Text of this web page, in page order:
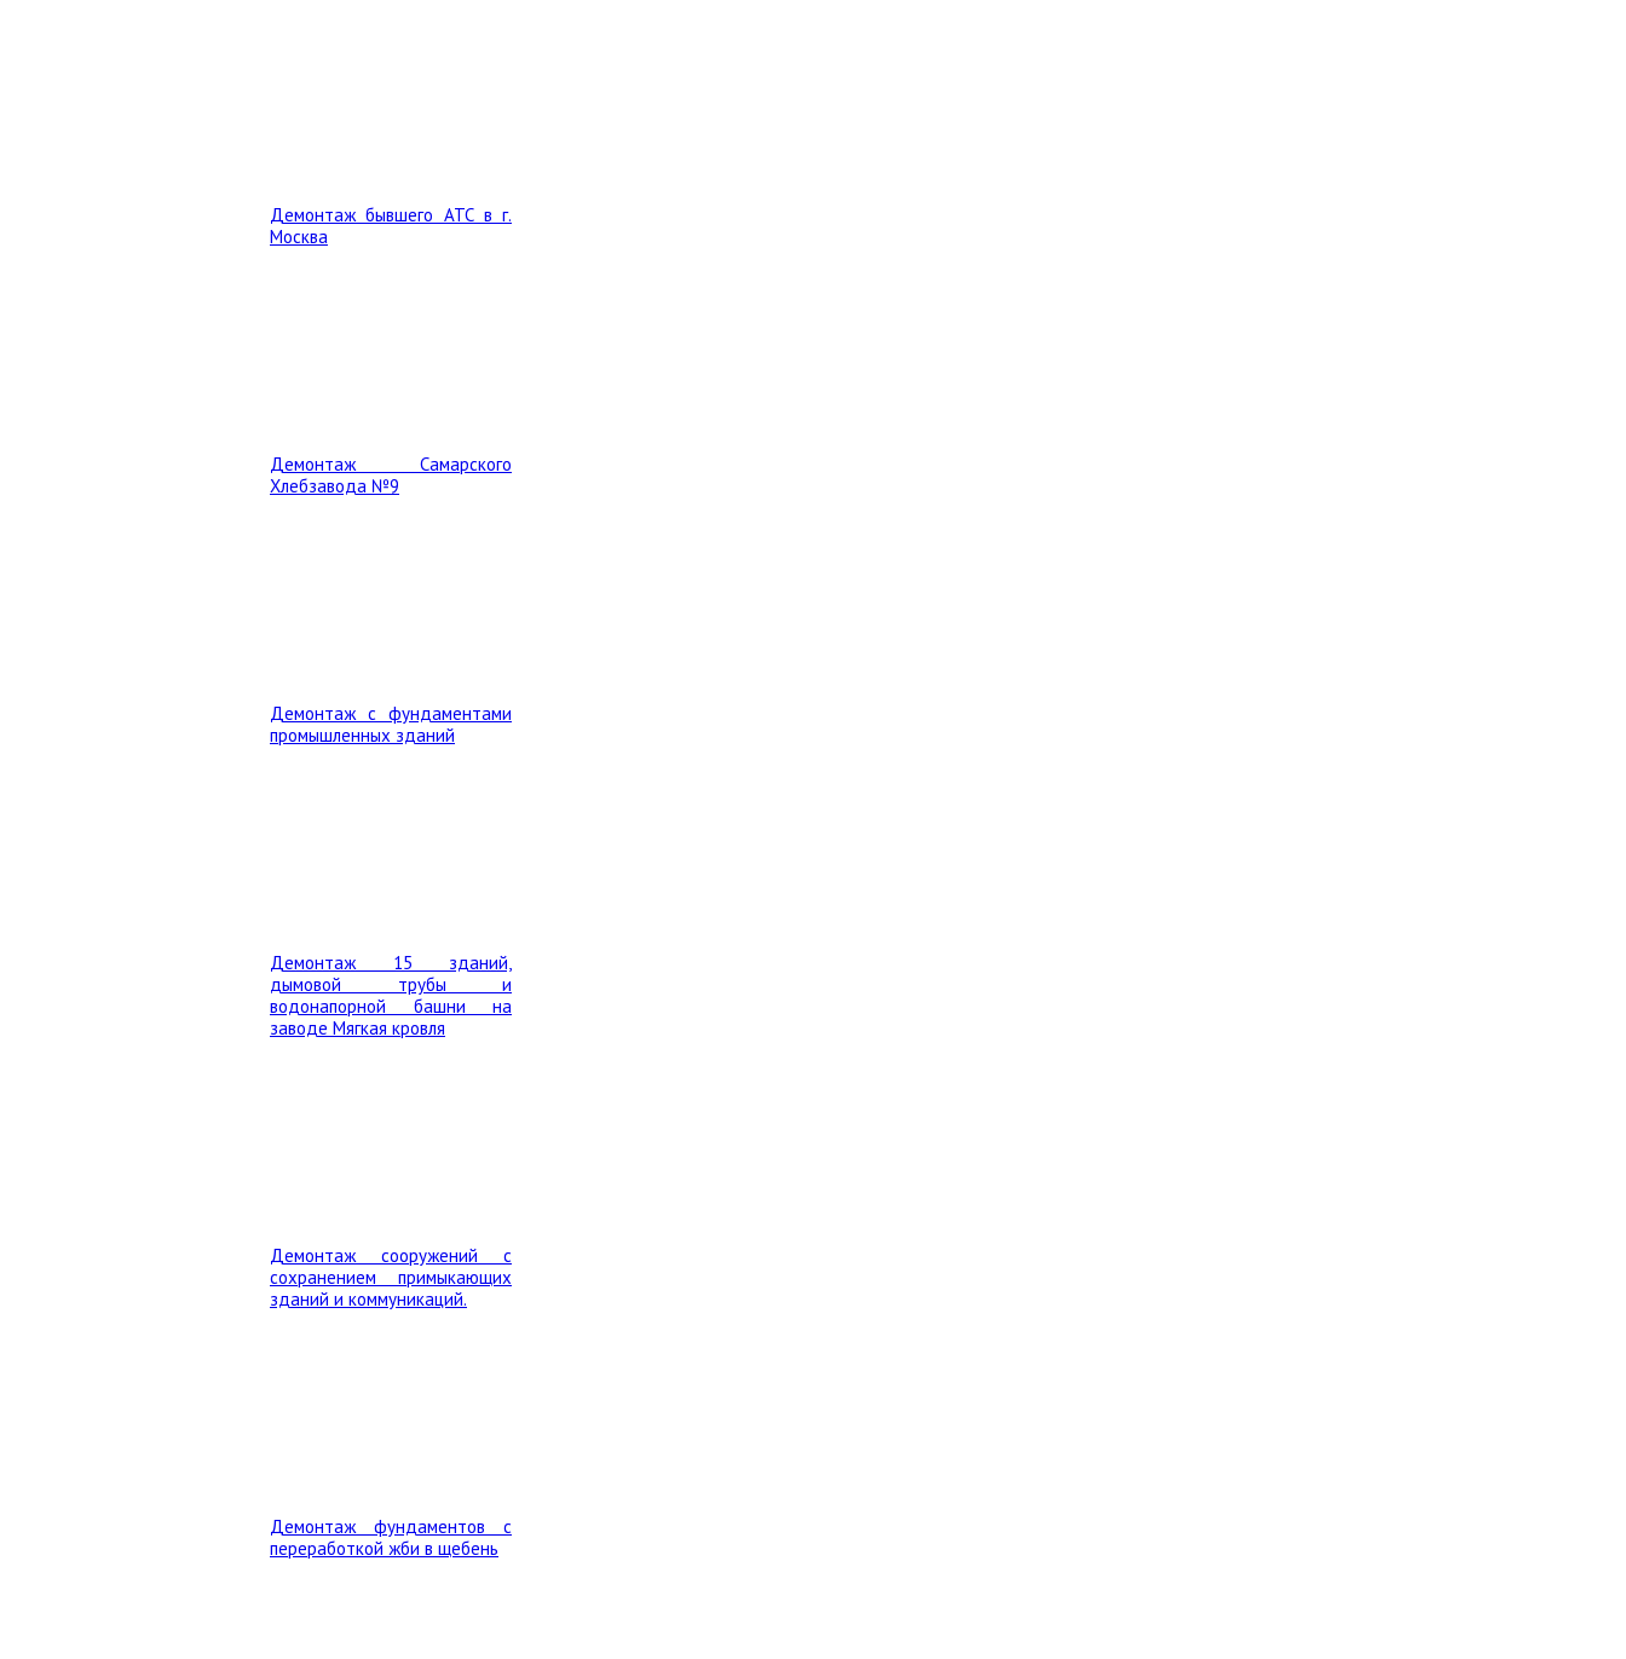
Демонтаж бывшего АТС в г.
Москва
Демонтаж Самарского
Хлебзавода №9
Демонтаж с фундаментами
промышленных зданий
Демонтаж 15 зданий,
дымовой трубы и
водонапорной башни на
заводе Мягкая кровля
Демонтаж сооружений с
сохранением примыкающих
зданий и коммуникаций.
Демонтаж фундаментов с
переработкой жби в щебень